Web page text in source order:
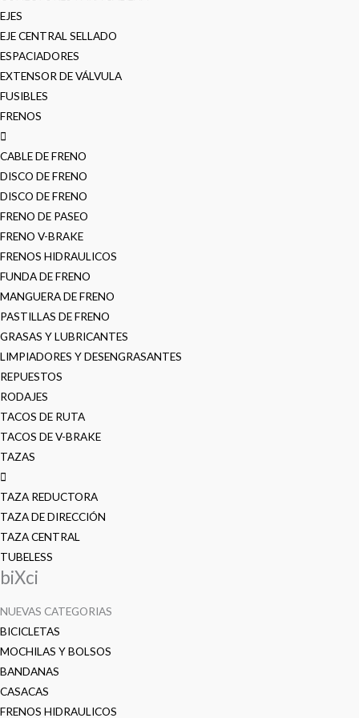
EJES
EJE CENTRAL SELLADO
ESPACIADORES
EXTENSOR DE VÁLVULA
FUSIBLES
FRENOS
CABLE DE FRENO
DISCO DE FRENO
DISCO DE FRENO
FRENO DE PASEO
FRENO V-BRAKE
FRENOS HIDRAULICOS
FUNDA DE FRENO
MANGUERA DE FRENO
PASTILLAS DE FRENO
GRASAS Y LUBRICANTES
LIMPIADORES Y DESENGRASANTES
REPUESTOS
RODAJES
TACOS DE RUTA
TACOS DE V-BRAKE
TAZAS
TAZA REDUCTORA
TAZA DE DIRECCIÓN
TAZA CENTRAL
TUBELESS
biXci
NUEVAS CATEGORIAS
BICICLETAS
MOCHILAS Y BOLSOS
BANDANAS
CASACAS
FRENOS HIDRAULICOS